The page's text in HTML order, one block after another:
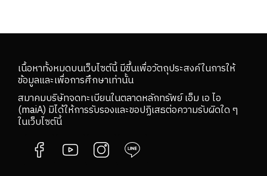
เนื้อหาทั้งหมดบนเว็บไซต์นี้ มีขึ้นเพื่อวัตถุประสงค์ในการให้
ข้อมูลและเพื่อการศึกษาเท่านั้น
สมาคมบริษัทจดทะเบียนในตลาดหลักทรัพย์ เอ็ม เอ ไอ
(maiA) มิได้ให้การรับรองและขอปฏิเสธต่อความรับผิดใด ๆ
ในเว็บไซต์นี้